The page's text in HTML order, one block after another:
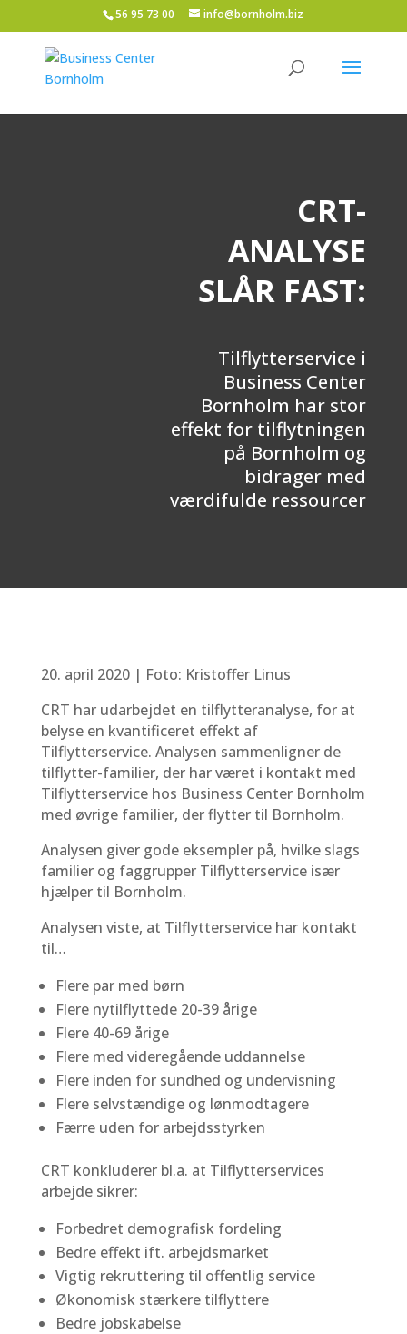
56 95 73 00 info@bornholm.biz
CRT-
ANALYSE
SLÅR FAST:
Tilflytterservice i
Business Center
Bornholm har stor
effekt for tilflytningen
på Bornholm og
bidrager med
værdifulde ressourcer
20. april 2020 | Foto: Kristoffer Linus
CRT har udarbejdet en tilflytteranalyse, for at
belyse en kvantificeret effekt af
Tilflytterservice. Analysen sammenligner de
tilflytter-familier, der har været i kontakt med
Tilflytterservice hos Business Center Bornholm
med øvrige familier, der flytter til Bornholm.
Analysen giver gode eksempler på, hvilke slags
familier og faggrupper Tilflytterservice især
hjælper til Bornholm.
Analysen viste, at Tilflytterservice har kontakt
til…
Flere par med børn
Flere nytilflyttede 20-39 årige
Flere 40-69 årige
Flere med videregående uddannelse
Flere inden for sundhed og undervisning
Flere selvstændige og lønmodtagere
Færre uden for arbejdsstyrken
CRT konkluderer bl.a. at Tilflytterservices
arbejde sikrer:
Forbedret demografisk fordeling
Bedre effekt ift. arbejdsmarket
Vigtig rekruttering til offentlig service
Økonomisk stærkere tilflyttere
Bedre jobskabelse